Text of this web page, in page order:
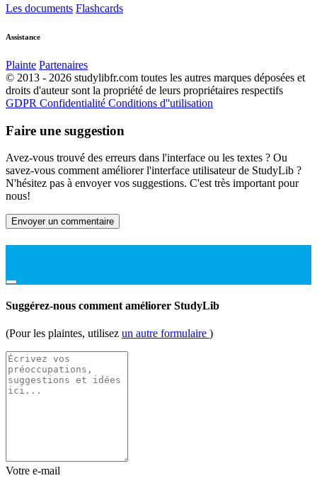
Les documents Flashcards
Assistance
Plainte Partenaires
© 2013 - 2026 studylibfr.com toutes les autres marques déposées et
droits d'auteur sont la propriété de leurs propriétaires respectifs
GDPR Confidentialité Conditions d''utilisation
Faire une suggestion
Avez-vous trouvé des erreurs dans l'interface ou les textes ? Ou
savez-vous comment améliorer l'interface utilisateur de StudyLib ?
N'hésitez pas à envoyer vos suggestions. C'est très important pour
nous!
Envoyer un commentaire
Suggérez-nous comment améliorer StudyLib
(Pour les plaintes, utilisez un autre formulaire )
Votre e-mail